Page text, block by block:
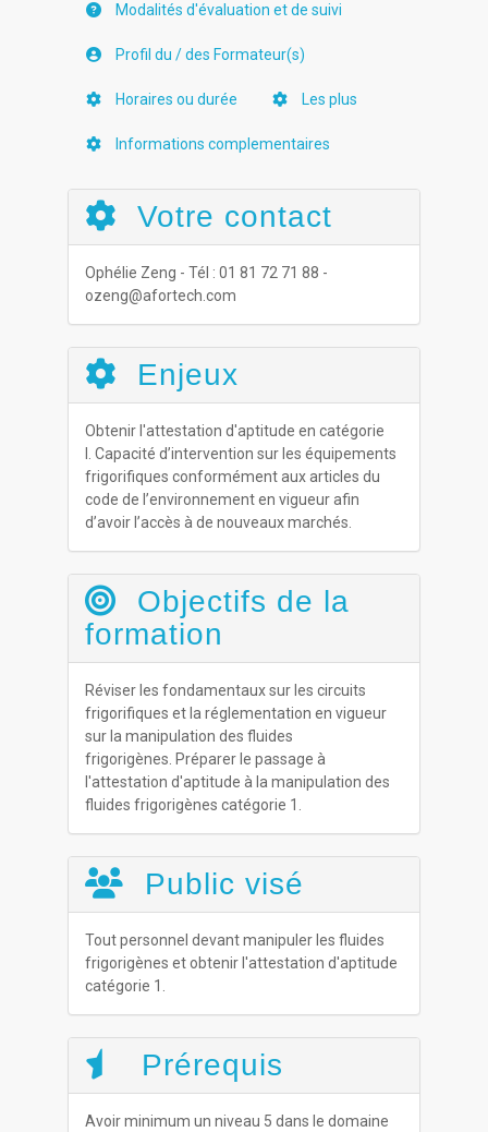
Modalités d'évaluation et de suivi
Profil du / des Formateur(s)
Horaires ou durée Les plus
Informations complementaires
Votre contact
Ophélie Zeng - Tél : 01 81 72 71 88 -
ozeng@afortech.com
Enjeux
Obtenir l'attestation d'aptitude en catégorie
I. Capacité d’intervention sur les équipements
frigorifiques conformément aux articles du
code de l’environnement en vigueur afin
d’avoir l’accès à de nouveaux marchés.
Objectifs de la
formation
Réviser les fondamentaux sur les circuits
frigorifiques et la réglementation en vigueur
sur la manipulation des fluides
frigorigènes. Préparer le passage à
l'attestation d'aptitude à la manipulation des
fluides frigorigènes catégorie 1.
Public visé
Tout personnel devant manipuler les fluides
frigorigènes et obtenir l'attestation d'aptitude
catégorie 1.
Prérequis
Avoir minimum un niveau 5 dans le domaine